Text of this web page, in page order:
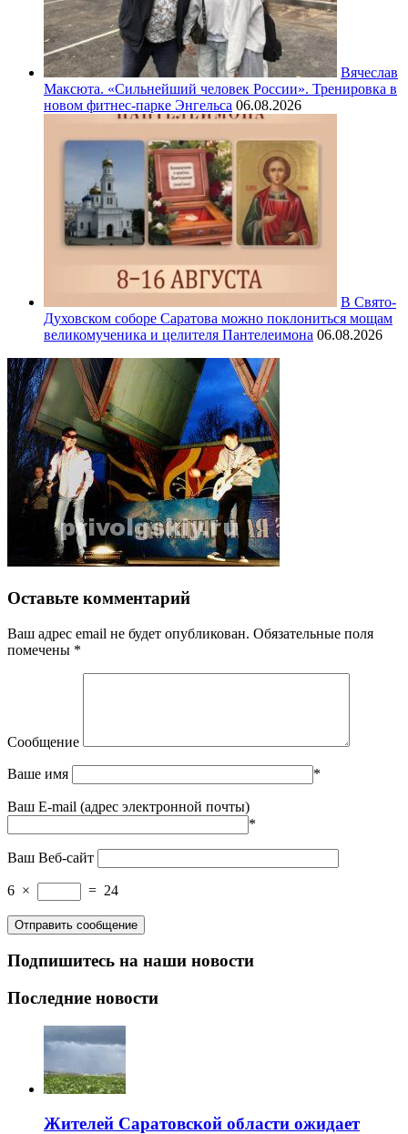
Вячеслав
Максюта. «Сильнейший человек России». Тренировка в
новом фитнес-парке Энгельса 06.08.2026
В Свято-
Духовском соборе Саратова можно поклониться мощам
великомученика и целителя Пантелеимона 06.08.2026
Оставьте комментарий
Ваш адрес email не будет опубликован. Обязательные поля
помечены *
Сообщение
Ваше имя *
Ваш E-mail (адрес электронной почты)
*
Ваш Веб-сайт
6 × = 24
Подпишитесь на наши новости
Последние новости
Жителей Саратовской области ожидает